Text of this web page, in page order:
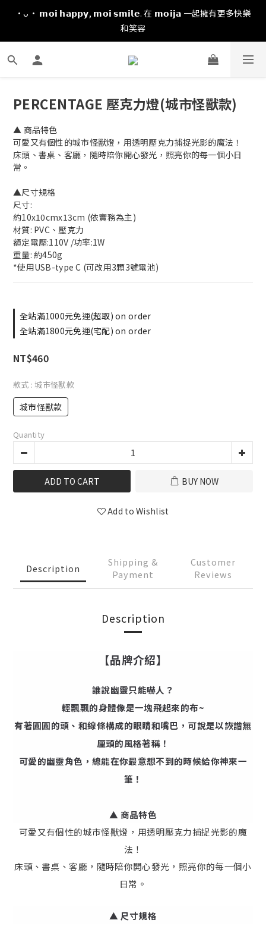
·ᴗ· 𝗺𝗼𝗶 𝗵𝗮𝗽𝗽𝘆, 𝗺𝗼𝗶 𝘀𝗺𝗶𝗹𝗲. 在 𝗺𝗼𝗶𝗷𝗮 一起擁有更多快樂
和笑容
PERCENTAGE 壓克力燈(城市怪獸款)
▲ 商品特色
可愛又有個性的城市怪獸燈，用透明壓克力捕捉光影的魔法！
床頭、書桌、客廳，隨時陪你開心發光，照亮你的每一個小日
常。
▲尺寸規格
尺寸:
約10x10cmx13cm (依實務為主)
材質: PVC、壓克力
額定電壓:110V /功率:1W
重量: 約450g
*使用USB-type C (可改用3顆3號電池)
全站滿1000元免運(超取) on order
全站滿1800元免運(宅配) on order
NT$460
款式 : 城市怪獸款
城市怪獸款
Quantity
ADD TO CART BUY NOW
Add to Wishlist
Description
Shipping &
Payment
Customer
Reviews
Description
【品牌介紹】
誰說幽靈只能嚇人？
輕飄飄的身體像是一塊飛起來的布~
有著圓圓的頭、和線條構成的眼睛和嘴巴，可說是以詼諧無
厘頭的風格著稱！
可愛的幽靈角色，總能在你最意想不到的時候給你神來一
筆！
▲ 商品特色
可愛又有個性的城市怪獸燈，用透明壓克力捕捉光影的魔
法！
床頭、書桌、客廳，隨時陪你開心發光，照亮你的每一個小
日常。
▲ 尺寸規格